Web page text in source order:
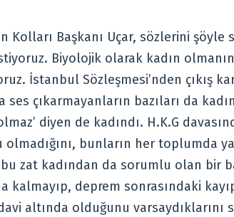
Kolları Başkanı Uçar, sözlerini
Biyolojik olarak kadın
İstanbul Sözleşmesi’nden çıkış
ses çıkarmayanların bazıları da
diyen de kadındı. H.K.G
bunların her toplumda
bu zat kadından da sorumlu olan bir
kalmayıp, deprem sonrasındaki
altında olduğunu varsaydıklarını